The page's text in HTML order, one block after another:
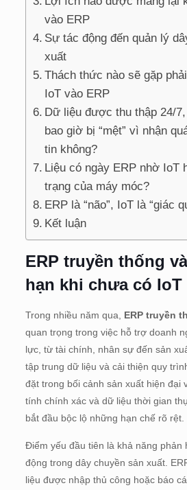
vào ERP
Sự tác động đến quản lý
xuất
Thách thức nào sẽ gặp
IoT vào ERP
Dữ liệu được thu thập 24/
bao giờ bị “mệt” vì nhận
tin không?
Liệu có ngày ERP nhờ IoT
trạng của máy móc?
ERP là “não”, IoT là “giác
Kết luận
ERP truyền thống
hạn khi chưa có IoT
Trong nhiều năm qua, ERP truyền
quan trọng trong việc hỗ trợ doanh
lực, từ tài chính, nhân sự đến sản
tập trung dữ liệu và cải thiện quy
đặt trong bối cảnh sản xuất hiện đại
tính chính xác và dữ liệu thời gian
bắt đầu bộc lộ những hạn chế rõ rệt.
Điểm yếu đầu tiên là khả năng phản
động trong dây chuyền sản xuất.
liệu được nhập thủ công hoặc báo